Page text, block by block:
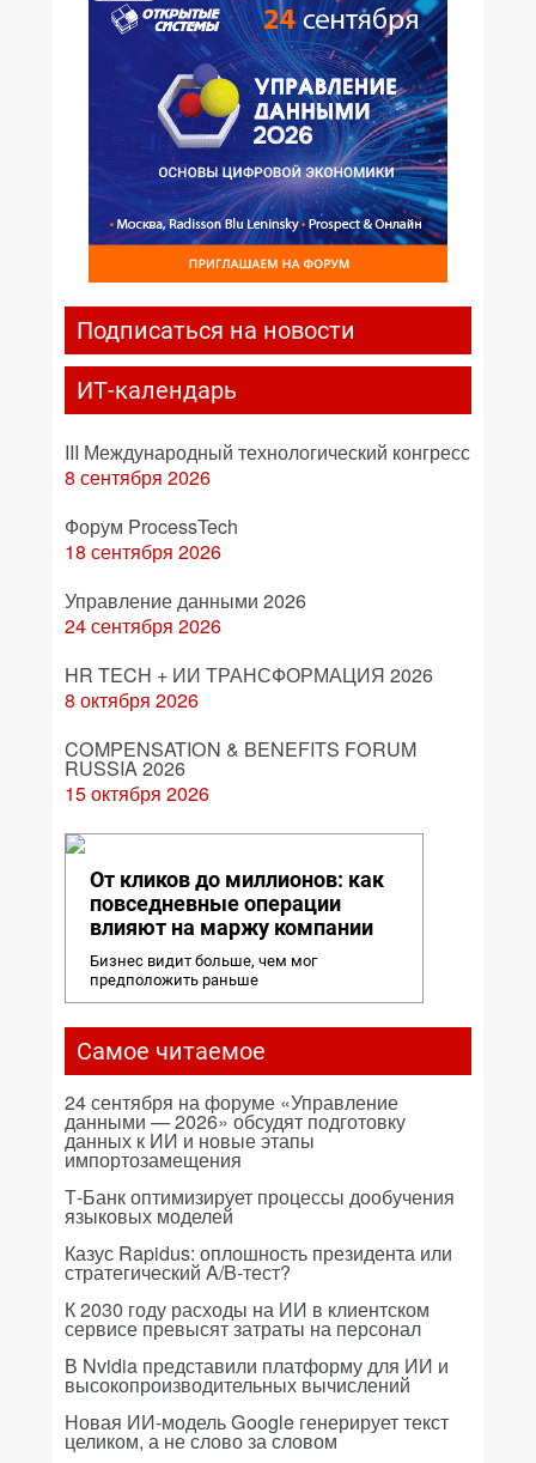
Подписаться на новости
ИТ-календарь
III Международный технологический конгресс
8 сентября 2026
Форум ProcessTech
18 сентября 2026
Управление данными 2026
24 сентября 2026
HR TECH + ИИ ТРАНСФОРМАЦИЯ 2026
8 октября 2026
COMPENSATION & BENEFITS FORUM
RUSSIA 2026
15 октября 2026
От кликов до миллионов: как
повседневные операции
влияют на маржу компании
Бизнес видит больше, чем мог
предположить раньше
Самое читаемое
24 сентября на форуме «Управление
данными — 2026» обсудят подготовку
данных к ИИ и новые этапы
импортозамещения
Т-Банк оптимизирует процессы дообучения
языковых моделей
Казус Rapidus: оплошность президента или
стратегический A/B-тест?
К 2030 году расходы на ИИ в клиентском
сервисе превысят затраты на персонал
В Nvidia представили платформу для ИИ и
высокопроизводительных вычислений
Новая ИИ-модель Google генерирует текст
целиком, а не слово за словом